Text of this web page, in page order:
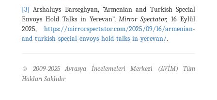
[3] Arshaluys Barseghyan, “Armenian and Turkish Special
Envoys Hold Talks in Yerevan”,Mirror Spectator, 16 Eylül
2025, https://mirrorspectator.com/2025/09/16/armenian-
and-turkish-special-envoys-hold-talks-in-yerevan/.
© 2009-2025 Avrasya İncelemeleri Merkezi (AVİM) Tüm
Hakları Saklıdır